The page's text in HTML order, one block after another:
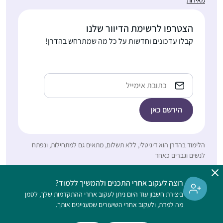
מהסוגיות נוצרה
להצטרף ומשום מה זה
לפני מספר חודשים
פרסום של הדרן, ומיד
ממש והפך כל יום- ליום
של תורה. מודה לכן
מקרב ליבי ומאחלת
לכולנו לימוד פורה מתוך
התחלתי ללמוד דף יומי
בתחילת מסכת ברכות,
עוד לא ידעתי כלום.
נחשפתי לסיום הש״ס,
ובעצם להתחלה מחדש
לטובה שהיה מקום
לעיסוק בתורה.
למדתי, אבל לא סיימתי
(חוץ מעירובין איכשהו).
השנה כשהגעתי
עדן ישורון
ישראל
הצטרפו לרשימת הדיוור שלנו
קבלו עדכונים וחדשות על כל מה שמתרחש בהדרן!
Email
הלימוד בהדרן הוא דיגיטלי, ללא תשלום, מתאים גם למתחילות, ונפתח
לנשים וגברים כאחד
רוצה לעקוב אחרי התכנים ולהמשיך ללמוד?
ביצירת חשבון עוד היום ניתן לעקוב אחרי ההתקדמות שלך, לסמן
מה למדת, ולעקוב אחרי השיעורים שמעניינים אותך.